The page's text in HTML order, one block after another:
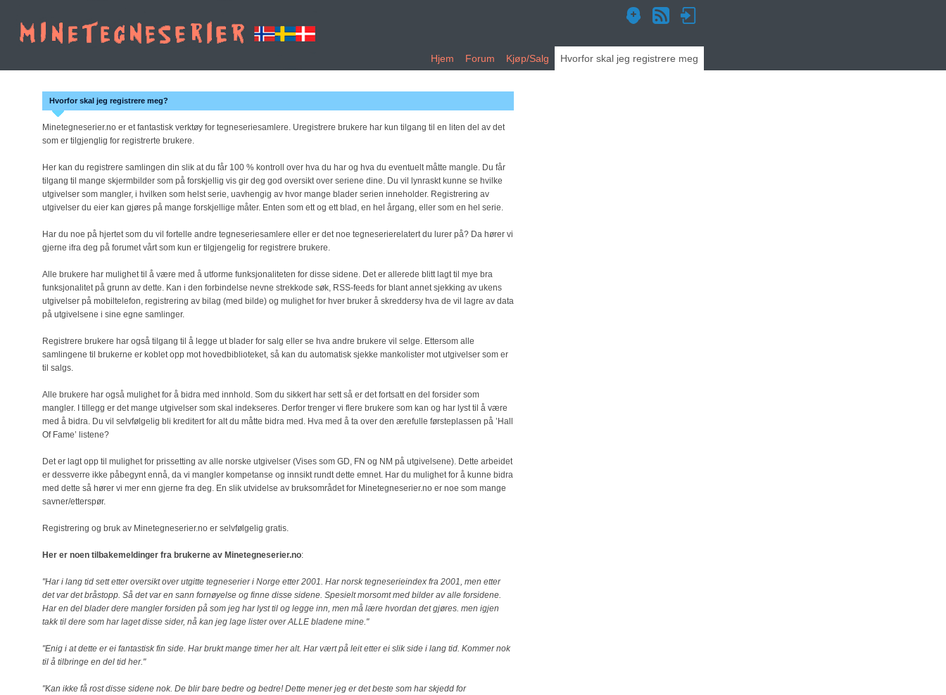
Hjem Forum Kjøp/Salg Hvorfor skal jeg registrere meg
Hvorfor skal jeg registrere meg?
Minetegneserier.no er et fantastisk verktøy for tegneseriesamlere. Uregistrere brukere har kun tilgang til en liten del av det
som er tilgjenglig for registrerte brukere.
Her kan du registrere samlingen din slik at du får 100 % kontroll over hva du har og hva du eventuelt måtte mangle. Du får
tilgang til mange skjermbilder som på forskjellig vis gir deg god oversikt over seriene dine. Du vil lynraskt kunne se hvilke
utgivelser som mangler, i hvilken som helst serie, uavhengig av hvor mange blader serien inneholder. Registrering av
utgivelser du eier kan gjøres på mange forskjellige måter. Enten som ett og ett blad, en hel årgang, eller som en hel serie.
Har du noe på hjertet som du vil fortelle andre tegneseriesamlere eller er det noe tegneserierelatert du lurer på? Da hører vi
gjerne ifra deg på forumet vårt som kun er tilgjengelig for registrere brukere.
Alle brukere har mulighet til å være med å utforme funksjonaliteten for disse sidene. Det er allerede blitt lagt til mye bra
funksjonalitet på grunn av dette. Kan i den forbindelse nevne strekkode søk, RSS-feeds for blant annet sjekking av ukens
utgivelser på mobiltelefon, registrering av bilag (med bilde) og mulighet for hver bruker å skreddersy hva de vil lagre av data
på utgivelsene i sine egne samlinger.
Registrere brukere har også tilgang til å legge ut blader for salg eller se hva andre brukere vil selge. Ettersom alle
samlingene til brukerne er koblet opp mot hovedbiblioteket, så kan du automatisk sjekke mankolister mot utgivelser som er
til salgs.
Alle brukere har også mulighet for å bidra med innhold. Som du sikkert har sett så er det fortsatt en del forsider som
mangler. I tillegg er det mange utgivelser som skal indekseres. Derfor trenger vi flere brukere som kan og har lyst til å være
med å bidra. Du vil selvfølgelig bli kreditert for alt du måtte bidra med. Hva med å ta over den ærefulle førsteplassen på ’Hall
Of Fame’ listene?
Det er lagt opp til mulighet for prissetting av alle norske utgivelser (Vises som GD, FN og NM på utgivelsene). Dette arbeidet
er dessverre ikke påbegynt ennå, da vi mangler kompetanse og innsikt rundt dette emnet. Har du mulighet for å kunne bidra
med dette så hører vi mer enn gjerne fra deg. En slik utvidelse av bruksområdet for Minetegneserier.no er noe som mange
savner/etterspør.
Registrering og bruk av Minetegneserier.no er selvfølgelig gratis.
Her er noen tilbakemeldinger fra brukerne av Minetegneserier.no:
"Har i lang tid sett etter oversikt over utgitte tegneserier i Norge etter 2001. Har norsk tegneserieindex fra 2001, men etter
det var det bråstopp. Så det var en sann fornøyelse og finne disse sidene. Spesielt morsomt med bilder av alle forsidene.
Har en del blader dere mangler forsiden på som jeg har lyst til og legge inn, men må lære hvordan det gjøres. men igjen
takk til dere som har laget disse sider, nå kan jeg lage lister over ALLE bladene mine."
"Enig i at dette er ei fantastisk fin side. Har brukt mange timer her alt. Har vært på leit etter ei slik side i lang tid. Kommer nok
til å tilbringe en del tid her."
"Kan ikke få rost disse sidene nok. De blir bare bedre og bedre! Dette mener jeg er det beste som har skjedd for